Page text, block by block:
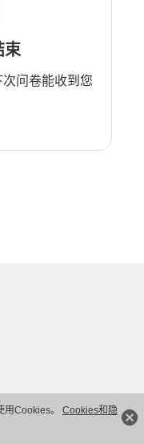
用Cookies。 Cookies和隐
束
问卷能收到您